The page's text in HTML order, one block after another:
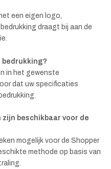
een eigen logo,
draagt bij aan de
bedrukking?
in het gewenste
dat uw specificaties
beschikbaar voor de
mogelijk voor de Shopper
methode op basis van